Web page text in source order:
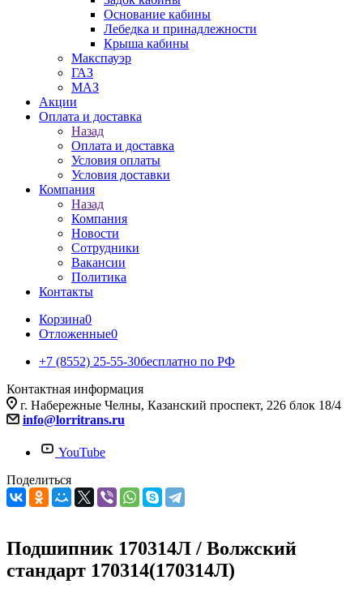
Основание кабины
Лебедка и принадлежности
Крыша кабины
Макспауэр
ГАЗ
МАЗ
Акции
Оплата и доставка
Назад
Оплата и доставка
Условия оплаты
Условия доставки
Компания
Назад
Компания
Новости
Сотрудники
Вакансии
Политика
Контакты
Корзина0
Отложенные0
+7 (8552) 25-55-30бесплатно по РФ
Контактная информация
г. Набережные Челны, Казанский проспект, 226 блок 18/4
info@lorritrans.ru
YouTube
Поделиться
Подшипник 170314Л / Волжский
стандарт 170314(170314Л)